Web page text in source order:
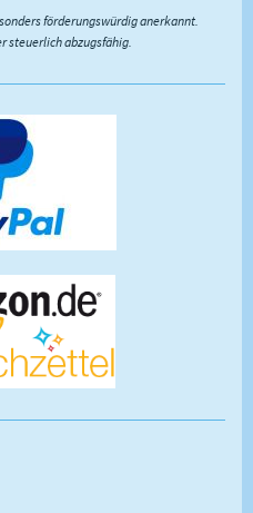
förderungswürdig anerkannt.
steuerlich abzugsfähig.